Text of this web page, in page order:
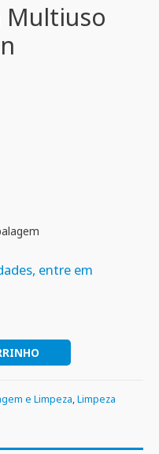
Multiuso
entre em
e Limpeza,Limpeza